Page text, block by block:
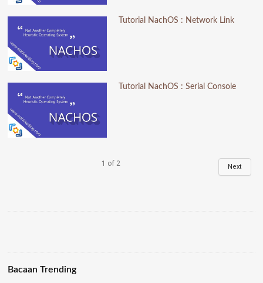
Tutorial NachOS : Network Link
Tutorial NachOS : Serial Console
1 of 2 Next
Bacaan Trending